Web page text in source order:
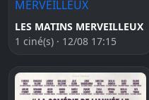
LES MATINS MERVEILLEUX
1 ciné(s) · 12/08 17:15